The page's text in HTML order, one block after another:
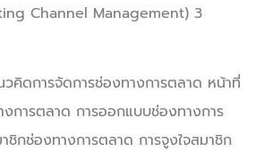
Channel Management) 3
วคิดการจัดการช่องทางการตลาด หน้าที่
การตลาด การออกแบบช่องทางการ
ชิกช่องทางการตลาด การจูงใจสมาชิก